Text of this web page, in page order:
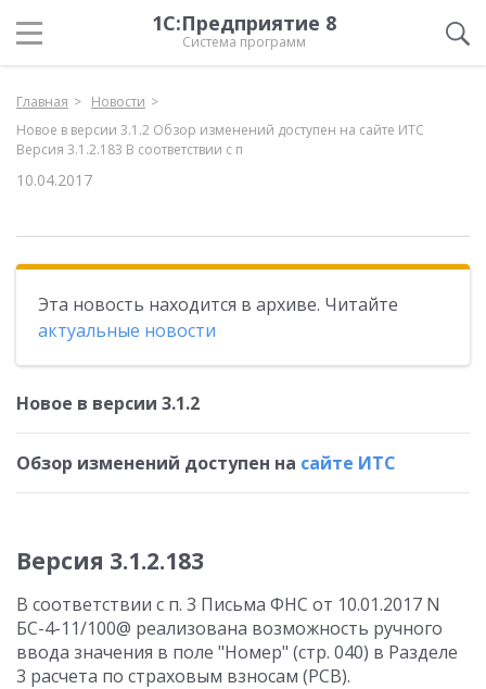
1С:Предприятие 8
Система программ
Главная
Новости
Новое в версии 3.1.2 Обзор изменений доступен на сайте ИТС
Версия 3.1.2.183 В соответствии с п
10.04.2017
Эта новость находится в архиве. Читайте
актуальные новости
Новое в версии 3.1.2
Обзор изменений доступен на сайте ИТС
Версия 3.1.2.183
В соответствии с п. 3 Письма ФНС от 10.01.2017 N
БС-4-11/100@ реализована возможность ручного
ввода значения в поле "Номер" (стр. 040) в Разделе
3 расчета по страховым взносам (РСВ).